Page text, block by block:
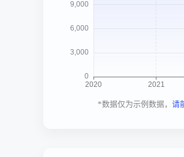
*数据仅为示例数据， 请